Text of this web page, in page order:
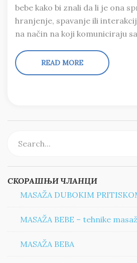
bebe kako bi znali da li je ona
hranjenje, spavanje ili
na način na koji komuniciraju
READ MORE
СКОРАШЊИ ЧЛАНЦИ
MASAŽA DUBOKIM
MASAŽA BEBE – tehnike
MASAŽA BEBA